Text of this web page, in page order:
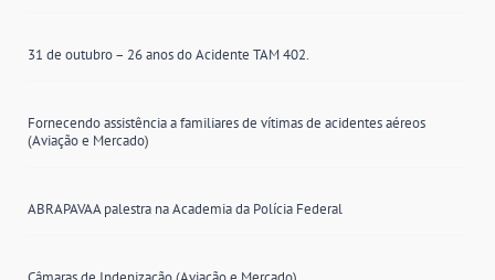
31 de outubro – 26 anos do Acidente TAM 402.
Fornecendo assistência a familiares de vítimas de acidentes aéreos
(Aviação e Mercado)
ABRAPAVAA palestra na Academia da Polícia Federal